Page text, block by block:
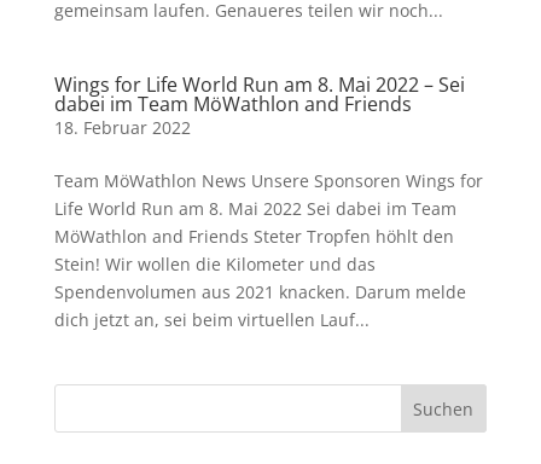
gemeinsam laufen. Genaueres teilen wir noch...
Wings for Life World Run am 8. Mai 2022 – Sei
dabei im Team MöWathlon and Friends
18. Februar 2022
Team MöWathlon News Unsere Sponsoren Wings for
Life World Run am 8. Mai 2022 Sei dabei im Team
MöWathlon and Friends Steter Tropfen höhlt den
Stein! Wir wollen die Kilometer und das
Spendenvolumen aus 2021 knacken. Darum melde
dich jetzt an, sei beim virtuellen Lauf...